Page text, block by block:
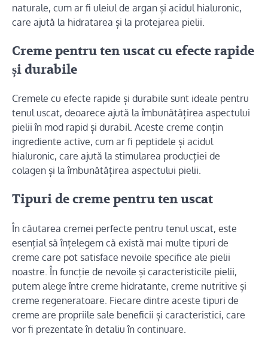
naturale, cum ar fi uleiul de argan și acidul hialuronic,
care ajută la hidratarea și la protejarea pielii.
Creme pentru ten uscat cu efecte rapide
și durabile
Cremele cu efecte rapide și durabile sunt ideale pentru
tenul uscat, deoarece ajută la îmbunătățirea aspectului
pielii în mod rapid și durabil. Aceste creme conțin
ingrediente active, cum ar fi peptidele și acidul
hialuronic, care ajută la stimularea producției de
colagen și la îmbunătățirea aspectului pielii.
Tipuri de creme pentru ten uscat
În căutarea cremei perfecte pentru tenul uscat, este
esențial să înțelegem că există mai multe tipuri de
creme care pot satisface nevoile specifice ale pielii
noastre. În funcție de nevoile și caracteristicile pielii,
putem alege între creme hidratante, creme nutritive și
creme regeneratoare. Fiecare dintre aceste tipuri de
creme are propriile sale beneficii și caracteristici, care
vor fi prezentate în detaliu în continuare.